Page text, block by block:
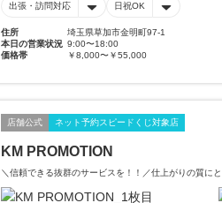
出張・訪問対応 日祝OK
住所
埼玉県草加市金明町97-1
本日の営業状況 9:00〜18:00
価格帯
￥8,000〜￥55,000
店舗公式 ネット予約スピードくじ対象店
KM PROMOTION
＼信頼できる抜群のサービスを！！／仕上がりの質に